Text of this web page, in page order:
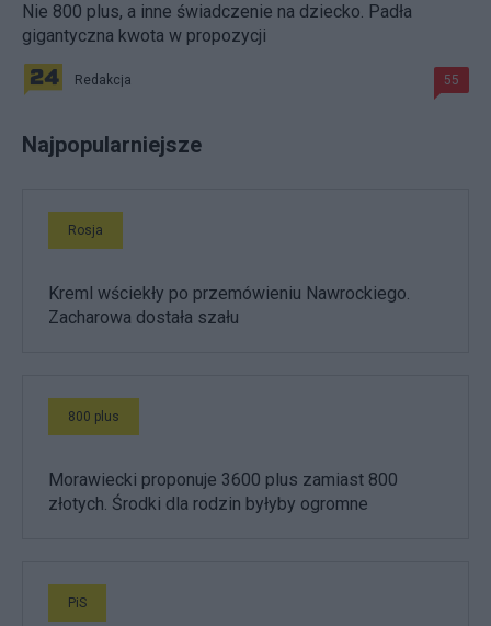
Nie 800 plus, a inne świadczenie na dziecko. Padła
gigantyczna kwota w propozycji
Redakcja 55
Najpopularniejsze
Rosja
Kreml wściekły po przemówieniu Nawrockiego.
Zacharowa dostała szału
800 plus
Morawiecki proponuje 3600 plus zamiast 800
złotych. Środki dla rodzin byłyby ogromne
PiS